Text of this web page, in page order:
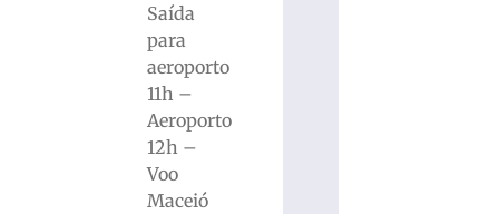
Saída
para
aeroporto
11h –
Aeroporto
12h –
Voo
Maceió